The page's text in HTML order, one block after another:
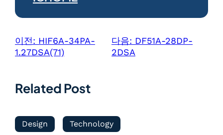
이전: HIF6A-34PA-
1.27DSA(71)
다음: DF51A-28DP-
2DSA
Related Post
Design Technology